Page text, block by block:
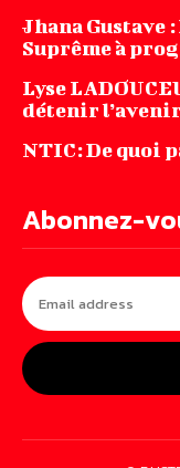
Jhana‌ ‌Gustave‌
‌Suprême‌ ‌à
Lyse
détenir l’avenir
NTIC: De quoi
Abonnez-